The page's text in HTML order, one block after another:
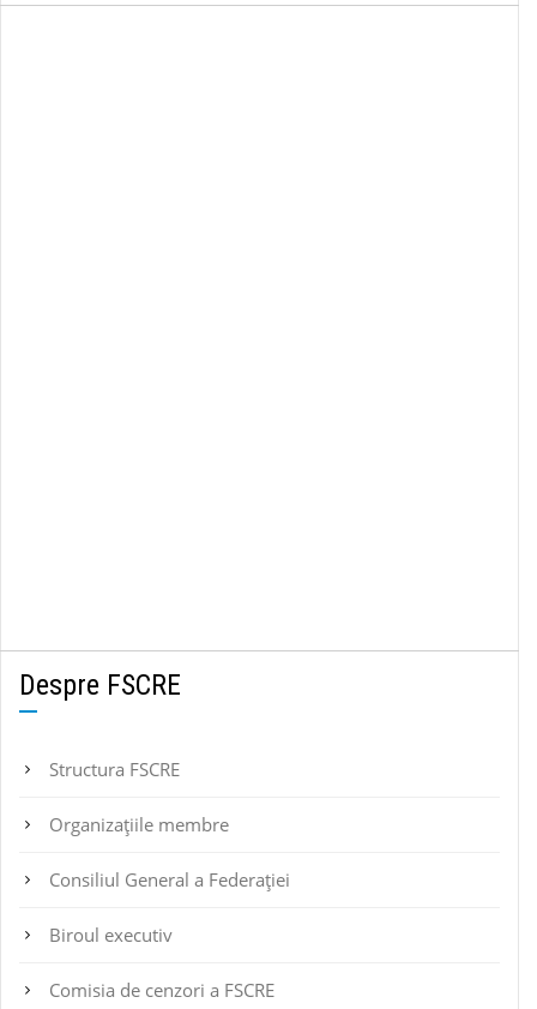
Despre FSCRE
Structura FSCRE
Organizațiile membre
Consiliul General a Federației
Biroul executiv
Comisia de cenzori a FSCRE